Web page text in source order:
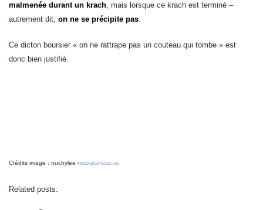
malmenée durant un krach, mais lorsque ce krach est terminé –
autrement dit, on ne se précipite pas.
Ce dicton boursier « on ne rattrape pas un couteau qui tombe » est
donc bien justifié.
Crédits image : nuchylee FreeDigitalPhotos.net
Related posts: